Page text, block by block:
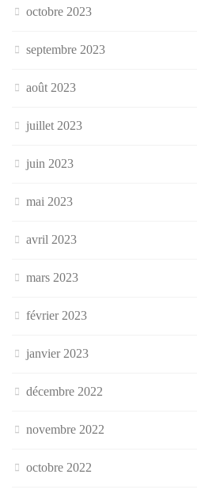
octobre 2023
septembre 2023
août 2023
juillet 2023
juin 2023
mai 2023
avril 2023
mars 2023
février 2023
janvier 2023
décembre 2022
novembre 2022
octobre 2022